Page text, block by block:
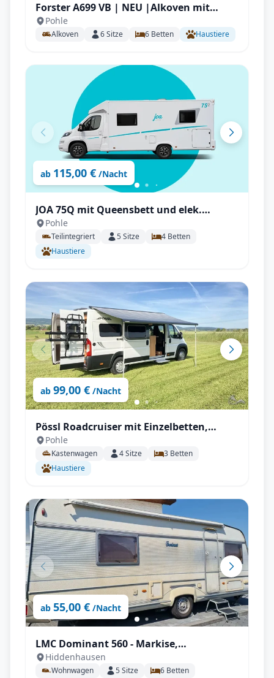
Forster A699 VB | NEU |Alkoven mit
Automatik, 165PS Stockbetten für bis zu
6 P.
Pohle
Alkoven 6Sitze 6 Betten Haustiere
ab 115,00 € /Nacht
JOA 75Q mit Queensbett und elek.
Pohle
Teilintegriert 5Sitze 4 Betten
Haustiere
ab 99,00 € /Nacht
Pössl Roadcruiser mit Einzelbetten,
6,36m mit SAT, Solar, Außendusche,
Fahrradträger uvm.
Pohle
Kastenwagen 4Sitze 3 Betten
Haustiere
ab 55,00 € /Nacht
LMC Dominant 560 - Markise,
Klimaanlage, Kühlschrank, Mover uvm.
Hiddenhausen
Wohnwagen 5Sitze 6 Betten